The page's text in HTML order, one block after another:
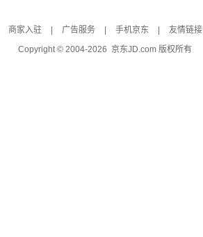
商家入驻 广告服务 手机京东 友情链接
Copyright © 2004-2026 京东JD.com 版权所有